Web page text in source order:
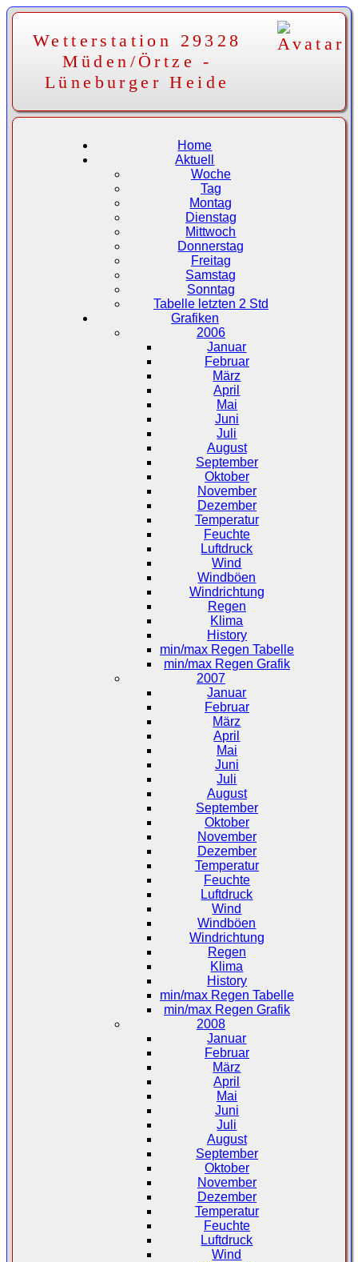
Wetterstation 29328
Müden/Örtze -
Lüneburger Heide
Home
Aktuell
Woche
Tag
Montag
Dienstag
Mittwoch
Donnerstag
Freitag
Samstag
Sonntag
Tabelle letzten 2 Std
Grafiken
2006
Januar
Februar
März
April
Mai
Juni
Juli
August
September
Oktober
November
Dezember
Temperatur
Feuchte
Luftdruck
Wind
Windböen
Windrichtung
Regen
Klima
History
min/max Regen Tabelle
min/max Regen Grafik
2007
Januar
Februar
März
April
Mai
Juni
Juli
August
September
Oktober
November
Dezember
Temperatur
Feuchte
Luftdruck
Wind
Windböen
Windrichtung
Regen
Klima
History
min/max Regen Tabelle
min/max Regen Grafik
2008
Januar
Februar
März
April
Mai
Juni
Juli
August
September
Oktober
November
Dezember
Temperatur
Feuchte
Luftdruck
Wind